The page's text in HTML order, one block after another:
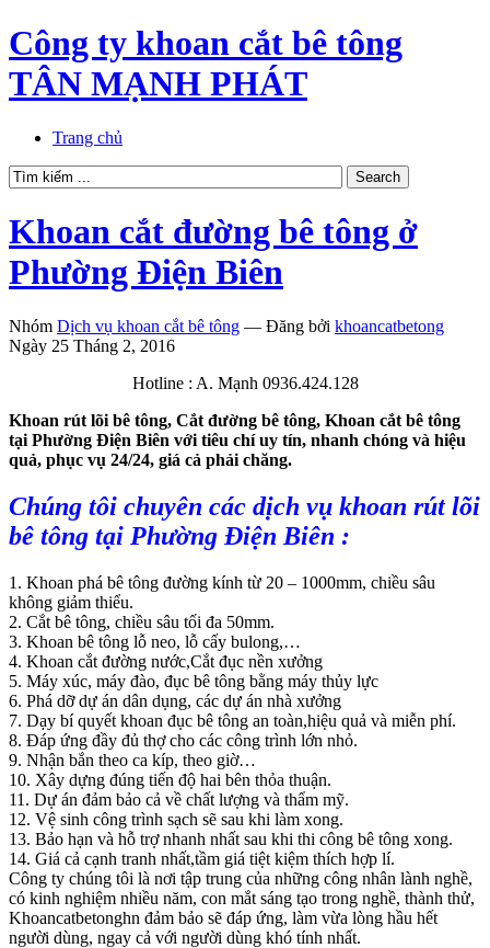
Công ty khoan cắt bê tông
TÂN MẠNH PHÁT
Trang chủ
Khoan cắt đường bê tông ở
Phường Điện Biên
Nhóm Dịch vụ khoan cắt bê tông — Đăng bởi khoancatbetong
Ngày 25 Tháng 2, 2016
Hotline : A. Mạnh 0936.424.128
Khoan rút lõi bê tông, Cắt đường bê tông, Khoan cắt bê tông
tại Phường Điện Biên với tiêu chí uy tín, nhanh chóng và hiệu
quả, phục vụ 24/24, giá cả phải chăng.
Chúng tôi chuyên các dịch vụ khoan rút lõi
bê tông tại Phường Điện Biên :
1. Khoan phá bê tông đường kính từ 20 – 1000mm, chiều sâu
không giảm thiểu.
2. Cắt bê tông, chiều sâu tối đa 50mm.
3. Khoan bê tông lỗ neo, lỗ cấy bulong,…
4. Khoan cắt đường nước,Cắt đục nền xưởng
5. Máy xúc, máy đào, đục bê tông bằng máy thủy lực
6. Phá dỡ dự án dân dụng, các dự án nhà xưởng
7. Dạy bí quyết khoan đục bê tông an toàn,hiệu quả và miễn phí.
8. Đáp ứng đầy đủ thợ cho các công trình lớn nhỏ.
9. Nhận bắn theo ca kíp, theo giờ…
10. Xây dựng đúng tiến độ hai bên thỏa thuận.
11. Dự án đảm bảo cả về chất lượng và thẩm mỹ.
12. Vệ sinh công trình sạch sẽ sau khi làm xong.
13. Bảo hạn và hỗ trợ nhanh nhất sau khi thi công bê tông xong.
14. Giá cả cạnh tranh nhất,tầm giá tiệt kiệm thích hợp lí.
Công ty chúng tôi là nơi tập trung của những công nhân lành nghề,
có kinh nghiệm nhiều năm, con mắt sáng tạo trong nghề, thành thử,
Khoancatbetonghn đảm bảo sẽ đáp ứng, làm vừa lòng hầu hết
người dùng, ngay cả với người dùng khó tính nhất.